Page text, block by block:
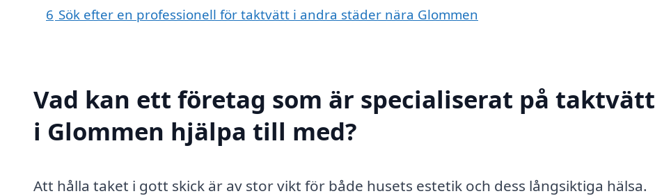
6 Sök efter en professionell för taktvätt i andra städer nära Glommen
Vad kan ett företag som är specialiserat på taktvätt
i Glommen hjälpa till med?
Att hålla taket i gott skick är av stor vikt för både husets estetik och dess långsiktiga hälsa.